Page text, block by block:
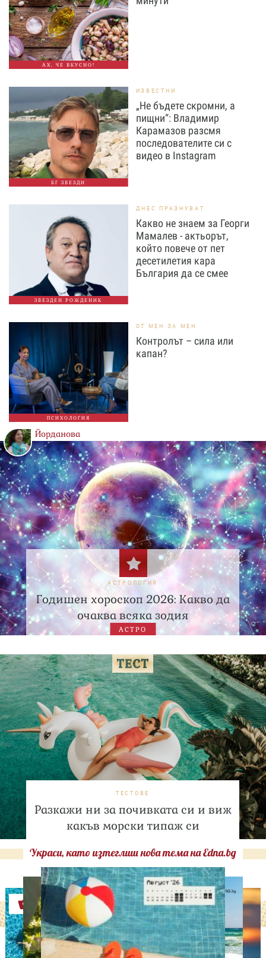
АХ, ЧЕ ВКУСНО!
БГ ЗВЕЗДИ
ИЗВЕСТНИ
„Не бъдете скромни, а
пищни“: Владимир
Карамазов разсмя
последователите си с
видео в Instagram
ЗВЕЗДЕН РОЖДЕНИК
ДНЕС ПРАЗНУВАТ
Какво не знаем за Георги
Мамалев - актьорът,
който повече от пет
десетилетия кара
България да се смее
ПСИХОЛОГИЯ
ОТ МЕН ЗА МЕН
Контролът – сила или
капан?
Йорданова
АСТРОЛОГИЯ
Годишен хороскоп 2026: Какво да
очаква всяка зодия
АСТРО
ТЕСТОВЕ
Разкажи ни за почивката си и виж
какъв морски типаж си
Украси, като изтеглиш нова тема на Edna.bg
Оферти
СВОБОДНО ВРЕМЕ